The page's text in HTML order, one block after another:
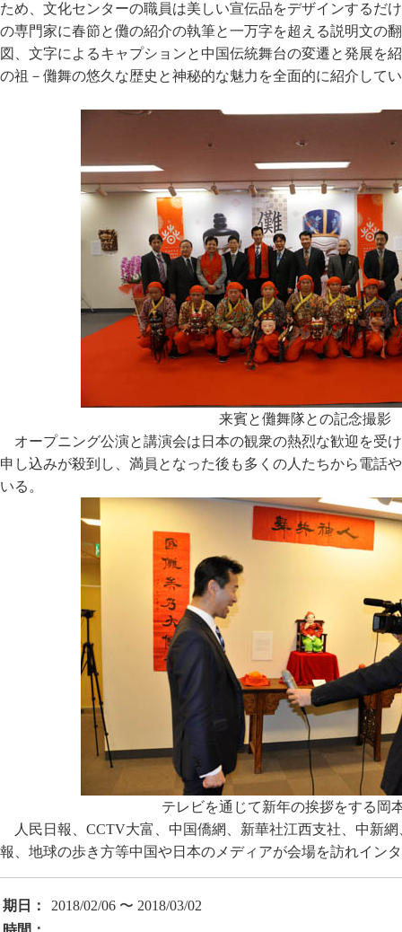
ため、文化センターの職員は美しい宣伝品をデザインするだ
の専門家に春節と儺の紹介の執筆と一万字を超える説明文の
図、文字によるキャプションと中国伝統舞台の変遷と発展を
の祖－儺舞の悠久な歴史と神秘的な魅力を全面的に紹介して
来賓と儺舞隊との記念撮影
オープニング公演と講演会は日本の観衆の熱烈な歓迎を受
申し込みが殺到し、満員となった後も多くの人たちから電話
いる。
テレビを通じて新年の挨拶をする岡
人民日報、CCTV大富、中国僑網、新華社江西支社、中新
報、地球の歩き方等中国や日本のメディアが会場を訪れイン
期日：
2018/02/06 〜 2018/03/02